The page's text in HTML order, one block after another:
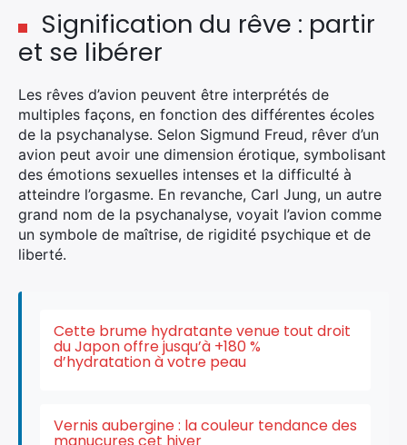
Signification du rêve : partir
et se libérer
Les rêves d’avion peuvent être interprétés de
multiples façons, en fonction des différentes écoles
de la psychanalyse. Selon Sigmund Freud, rêver d’un
avion peut avoir une dimension érotique, symbolisant
des émotions sexuelles intenses et la difficulté à
atteindre l’orgasme. En revanche, Carl Jung, un autre
grand nom de la psychanalyse, voyait l’avion comme
un symbole de maîtrise, de rigidité psychique et de
liberté.
Cette brume hydratante venue tout droit
du Japon offre jusqu’à +180 %
d’hydratation à votre peau
Vernis aubergine : la couleur tendance des